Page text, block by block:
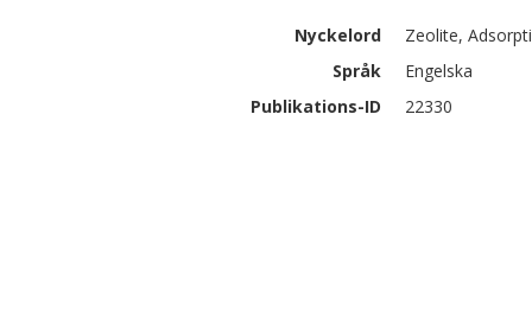
Nyckelord
Zeolite,
Språk
Engelska
Publikations-ID
22330